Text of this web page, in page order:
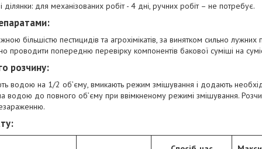
для механізованих робіт - 4 дні, ручних робіт – не потребує.
:
більшістю пестицидів та агрохімікатів, за винятком сильно
попередню перевірку компонентів бакової суміші на
розчину:
водою на 1/2 об’єму, вмикають режим змішування і додають
водою до повного об’єму при ввімкненому режимі змішування.
: